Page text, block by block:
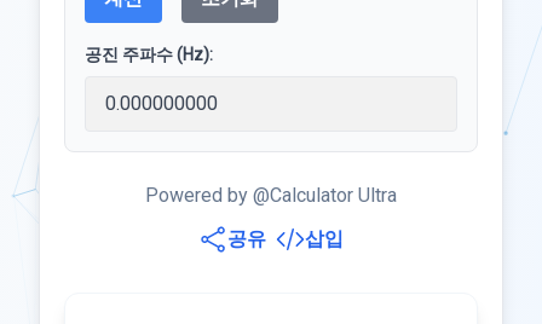
공진 주파수 (Hz):
Powered by @Calculator Ultra
공유
삽입